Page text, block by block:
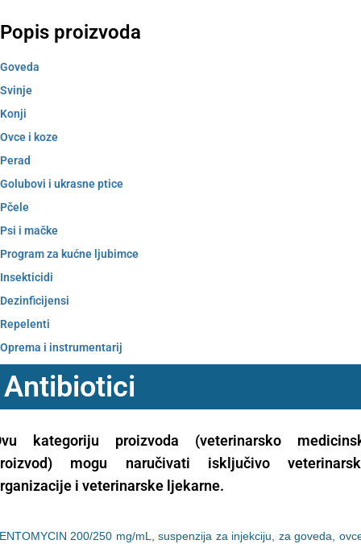
Popis proizvoda
Goveda
Svinje
Konji
Ovce i koze
Perad
Golubovi i ukrasne ptice
Pčele
Psi i mačke
Program za kućne ljubimce
Insekticidi
Dezinficijensi
Repelenti
Oprema i instrumentarij
Antibiotici
kategoriju proizvoda (veterinarsko
mogu naručivati isključivo
i veterinarske ljekarne.
200/250 mg/mL, suspenzija za injekciju, za goveda,